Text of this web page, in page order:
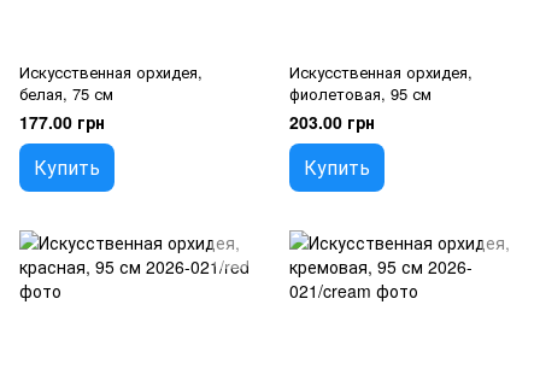
Искусственная орхидея,
белая, 75 см
177.00 грн
Купить
Искусственная орхидея,
фиолетовая, 95 см
203.00 грн
Купить